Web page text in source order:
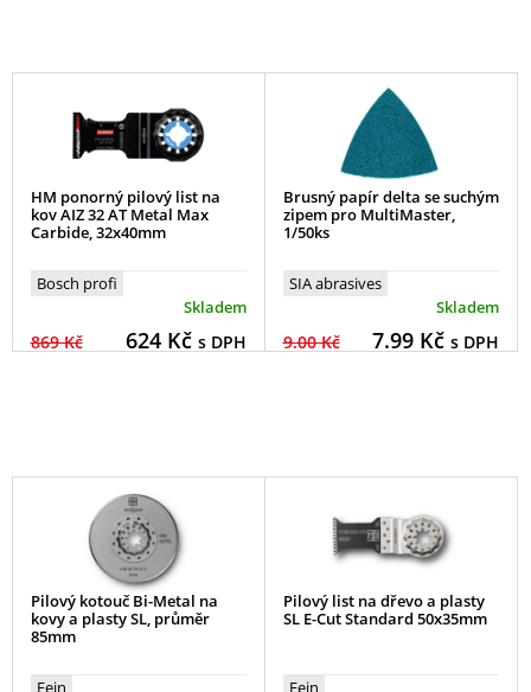
HM ponorný pilový list na
kov AIZ 32 AT Metal Max
Carbide, 32x40mm
Bosch profi
Skladem
869 Kč 624Kč s DPH
Brusný papír delta se suchým
zipem pro MultiMaster,
1/50ks
SIA abrasives
Skladem
9.00 Kč 7.99Kč s DPH
Pilový kotouč Bi-Metal na
kovy a plasty SL, průměr
85mm
Fein
Pilový list na dřevo a plasty
SL E-Cut Standard 50x35mm
Fein